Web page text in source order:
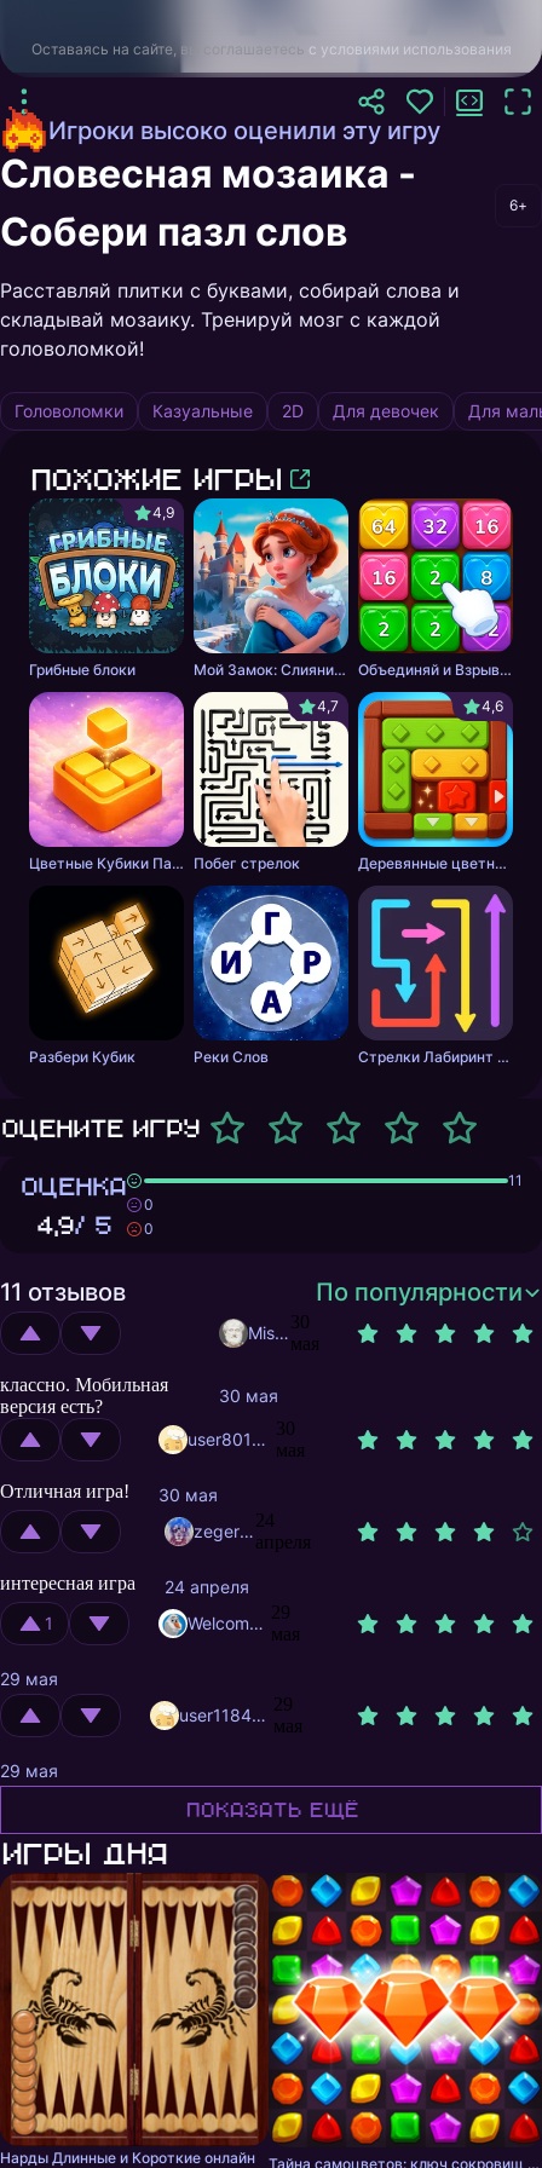
Оставаясь на сайте, вы соглашаетесь с условиями использования
Игроки высоко оценили эту игру
Словесная мозаика -
Собери пазл слов
6+
Расставляй плитки с буквами, собирай слова и
складывай мозаику. Тренируй мозг с каждой
головоломкой!
Головоломки Казуальные 2D Для девочек Для
Похожие игры
4,9
Грибные блоки Мой Замок: Слияние и История Объединяй и Взрывай + 2048
Цветные Кубики Пазл
4,7
Побег стрелок
4,6
Деревянные цветные блоки
Разбери Кубик Реки Слов Стрелки Лабиринт - Цветной путь
Оцените игру
ОЦЕНКА
4,9/ 5
11
0
0
11 отзывов По популярности
Misantropolis
30
мая
классно. Мобильная
версия есть?
30 мая
user8015404
30
мая
Отличная игра!
30 мая
zegerved
24
апреля
интересная игра
24 апреля
1
Welcome37
29
мая
29 мая
user11847741
29
мая
29 мая
Показать ещё
Игры дня
Нарды Длинные и Короткие онлайн Тайна самоцветов: ключ сокровищ - три в ряд